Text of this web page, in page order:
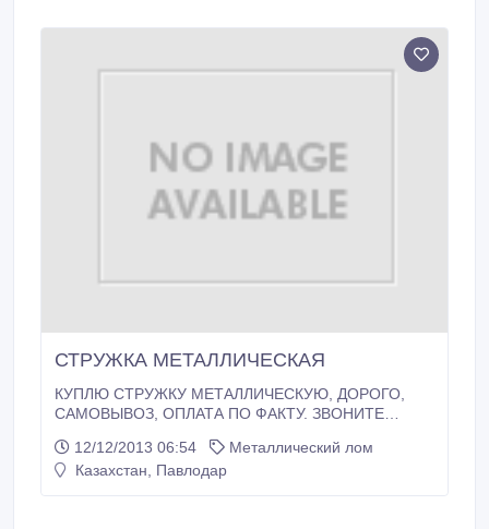
СТРУЖКА МЕТАЛЛИЧЕСКАЯ
КУПЛЮ СТРУЖКУ МЕТАЛЛИЧЕСКУЮ, ДОРОГО,
САМОВЫВОЗ, ОПЛАТА ПО ФАКТУ. ЗВОНИТЕ
12/12/2013 06:54
Металлический лом
Казахстан, Павлодар